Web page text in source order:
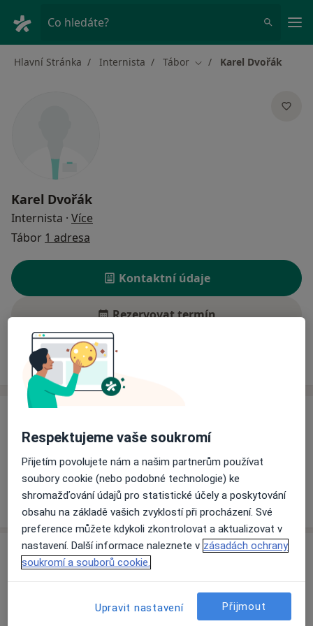
Co hledáte?
Hlavní Stránka Internista Tábor Změna města
Karel Dvořák
Karel Dvořák
Internista · Více
Tábor 1 adresa
Kontaktní údaje
Rezervovat termín
Ceník
Informace o službách a cenách nejsou k dispozici
Tento specialista ještě nepřidával žádné informace o
svých službách.
Adresa
Respektujeme vaše soukromí
Přijetím povolujete nám a našim partnerům používat
soubory cookie (nebo podobné technologie) ke
shromažďování údajů pro statistické účely a poskytování
obsahu na základě vašich zvyklostí při procházení. Své
preference můžete kdykoli zkontrolovat a aktualizovat v
nastavení. Další informace naleznete v zásadách ochrany
soukromí a souborů cookie.
Upravit nastavení Přijmout